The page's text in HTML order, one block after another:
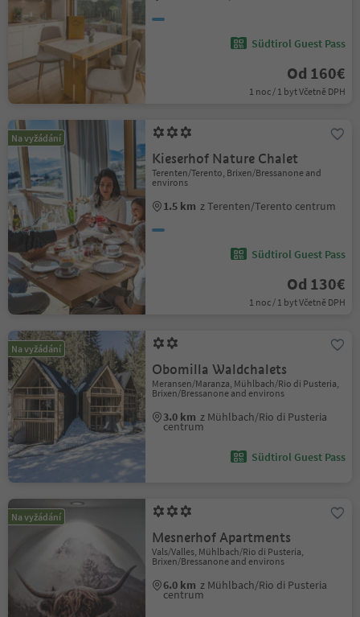
Südtirol Guest Pass
Od 160€
1 noc / 1 byt Včetně DPH
Na vyžádání
Kieserhof Nature Chalet
Terenten/Terento, Brixen/Bressanone and
environs
1.5 km z Terenten/Terento centrum
Südtirol Guest Pass
Od 130€
1 noc / 1 byt Včetně DPH
Na vyžádání
Obomilla Waldchalets
Meransen/Maranza, Mühlbach/Rio di Pusteria,
Brixen/Bressanone and environs
3.0 km z Mühlbach/Rio di Pusteria
centrum
Südtirol Guest Pass
Na vyžádání
Mesnerhof Apartments
Vals/Valles, Mühlbach/Rio di Pusteria,
Brixen/Bressanone and environs
6.0 km z Mühlbach/Rio di Pusteria
centrum